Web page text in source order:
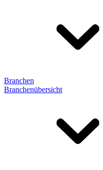
Branchen
Branchenübersicht